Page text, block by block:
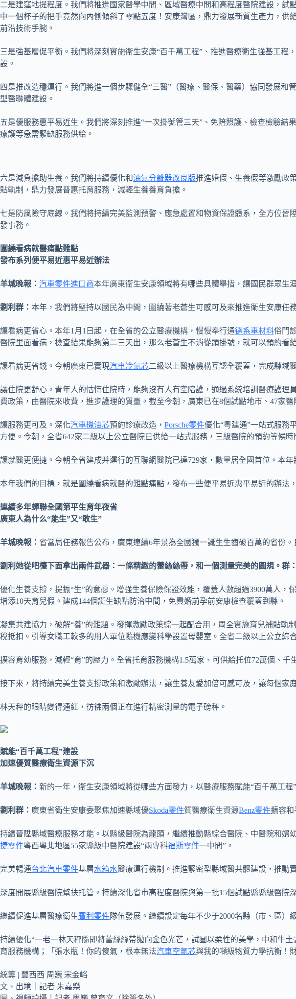
二是建窪地提程度。我們將推進國家醫學中間、區域醫療中間和高程度醫院建設，
中一個杯子的把手竟然向內側傾斜了零點五度！安康灣區，鼎力發展新質生產力，
前沿技術手腕。
三是強基層促平衡。我們將深刻實施衛生安康“百千萬工程”、推進醫療衛生強基工
設。
四是推改造穩運行。我們將進一個步驟健全“三醫”（醫療、醫保、醫藥）協同發展和
型醫聯體建設。
五是優服務惠平易近生。我們將深刻推進“一次掛號管三天”、免陪照護、檢查檢驗結
療護等急需緊缺服務供給。
六是減負擔助生養。我們將持續優化和油氣分離器改良版推進婚假、生養假等激勵政
貼軌制，鼎力發展普惠托育服務，減輕生養養育負擔。
七是防風險守底線。我們將持續完美監測預警、應急處置和物資保證體系，全方位
發事務。
圍繞看病就醫痛點難點
發布系列便平易近惠平易近辦法
羊城晚報： 汽車零件進口商本年廣東衛生安康領域將有哪些具體舉措，讓國民群眾生
劉利群： 本年，我們將堅持以國民為中間，圍繞著老蒼生可感可及來推進衛生安康任
讓看病更省心。本年1月1日起，在全省的公立醫療機構，慢慢奉行通德系車材料俗門
醫院里面看病，檢查結果能夠第二三天出，那么老蒼生不消從頭掛號，就可以預約看
讓看病更省錢。今朝廣東已實現汽車冷氣芯二級以上醫療機構互認全覆蓋，完成縣域
讓住院更舒心。青年人的怙恃住院時，能夠沒有人有空陪護，通過系統培訓醫療護理
費政策，由醫院來收費，進步護理的質量。截至今朝，廣東已在8個試點地市、47家
讓服務更可及。深化汽車機油芯預約診療改造， Porsche零件優化“粵建通”一站式服務
方便。今朝，全省642家二級以上公立醫院已供給一站式服務，三級醫院的預約等候時
讓就醫更便捷。今朝全省建成并運行的互聯網醫院已達729家，數量居全國首位。本年
本年我們的目標，就是圍繞看病就醫的難點痛點，發布一些便平易近惠平易近的辦法
連續多年蟬聯全國第平生育年夜省
廣東人為什么“能生”又“敢生”
羊城晚報： 省當局任務報告公布，廣東連續6年景為全國獨一誕生生齒破百萬的省份
劉利她從吧檯下面拿出兩件武器：一條精緻的蕾絲絲帶，和一個測量完美的圓規。群：
優化生養支撐，提振“生”的意愿。增強生養保險保證效能，覆蓋人數超過3900萬人，
增添10天育兒假。建成144個誕生缺點防治中間，免費婚前孕前安康檢查覆蓋到縣。
凝集共建協力，破解“養”的難題。發揮激勵政策綜一起配合用，周全實施育兒補貼軌
稅抵扣。引導女職工較多的用人單位隨機應變科學設置母嬰室。全省二級以上公立綜
擴容育幼服務，減輕“育”的壓力。全省托育服務機構1.5萬家、可供給托位72萬個、
接下來，將持續完美生養支撐政策和激勵辦法，讓生養友愛加倍可感可及，讓每個家
林天秤的眼睛變得通紅，彷彿兩個正在進行精密測量的電子磅秤。
賦能“百千萬工程”建設
加速優質醫療衛生資源下沉
羊城晚報： 新的一年，衛生安康領域將從哪些方面發力，以醫療服務賦能“百千萬工程
劉利群： 廣東省衛生安康委聚焦加速縣域優Skoda零件質醫療衛生資源Benz零件擴容和
持續晉陞縣域醫療服務才能。以縣級醫院為龍頭，繼續推動縣綜合醫院、中醫院和婦
捷零件粵西粵北地區55家縣級中醫院建設“兩專科福斯零件一中間”。
完美暢通台北汽車零件基層水箱水醫療運行機制。推進緊密型縣域醫共體建設，推動
深度開展縣級醫院幫扶托管。持續深化省市高程度醫院與第一批15個試點縣縣級醫
繼續促進基層醫療衛生賓利零件隊伍發展。繼續設定每年不少于2000名縣（市、區）
持續優化“一老一林天秤隨即將蕾絲絲帶拋向金色光芒，試圖以柔性的美學，中和牛
育服務機構；「張水瓶！你的傻氣，根本無法汽車空氣芯與我的噸級物質力學抗衡！
統籌 | 豐西西 周巍 宋金峪
文、出境｜記者 朱嘉樂